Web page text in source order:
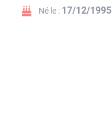
Né le : 17/12/1995